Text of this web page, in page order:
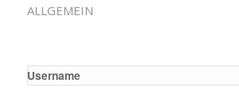
ALLGEMEIN
Username